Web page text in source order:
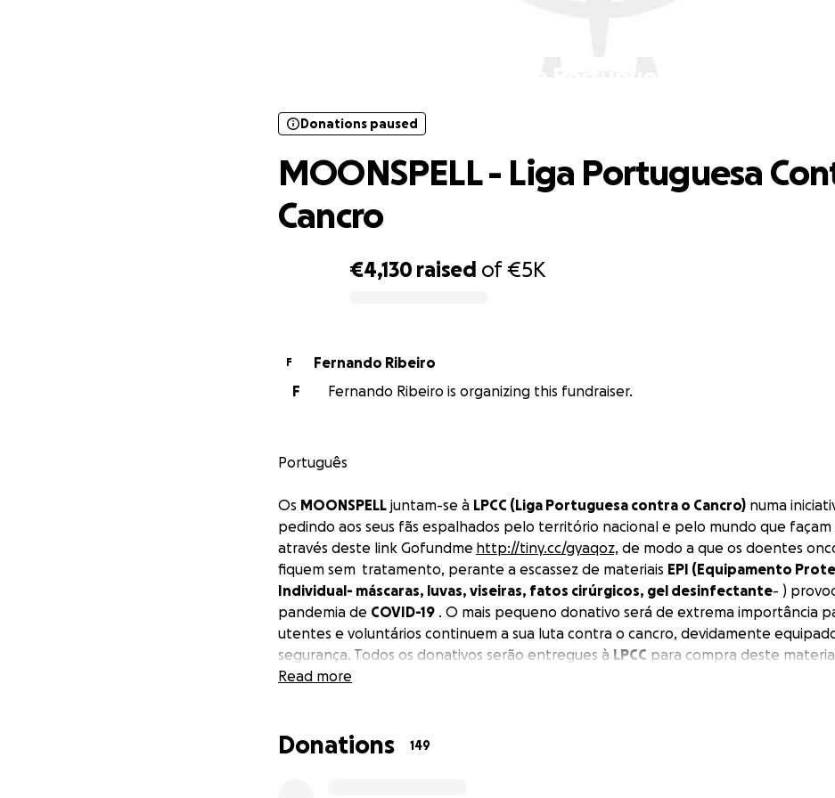
€4,130 raised of€5K
Donations paused
MOONSPELL - Liga Portuguesa
Cancro
F
Fernando Ribeiro
F
Fernando Ribeiro is organizing this fundraiser.
Português
Os MOONSPELL juntam-se à LPCC (Liga Portuguesa contra o Cancro) numa
pedindo aos seus fãs espalhados pelo território nacional e pelo mundo que
através deste link Gofundme http://tiny.cc/gyaqoz, de modo a que os doentes
fiquem sem tratamento, perante a escassez de materiais EPI (Equipamento
Individual- máscaras, luvas, viseiras, fatos cirúrgicos, gel desinfectante- )
pandemia de COVID-19 . O mais pequeno donativo será de extrema importância
utentes e voluntários continuem a sua luta contra o cancro, devidamente
segurança. Todos os donativos serão entregues à LPCC para compra deste
Moonspell farão um upload
banda. Também será sorteado um golden ticket duplo que inclui jantar + meet
Read more
Donations 149